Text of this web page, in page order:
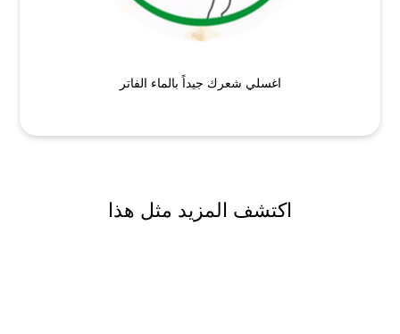
اغسلي شعرك جيداً بالماء الفاتر
اكتشف المزيد مثل هذا